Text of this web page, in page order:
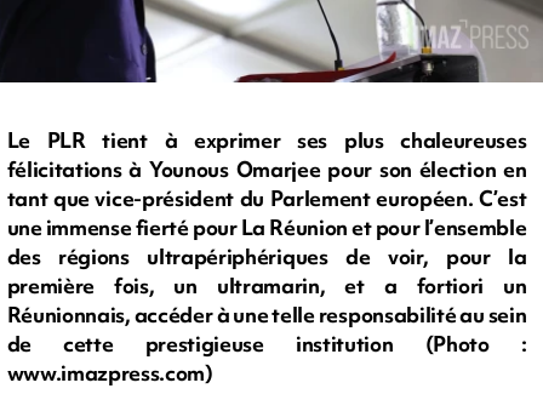
Le PLR tient à exprimer ses plus chaleureuses
félicitations à Younous Omarjee pour son élection en
tant que vice-président du Parlement européen. C’est
une immense fierté pour La Réunion et pour l’ensemble
des régions ultrapériphériques de voir, pour la
première fois, un ultramarin, et a fortiori un
Réunionnais, accéder à une telle responsabilité au sein
de cette prestigieuse institution (Photo :
www.imazpress.com)